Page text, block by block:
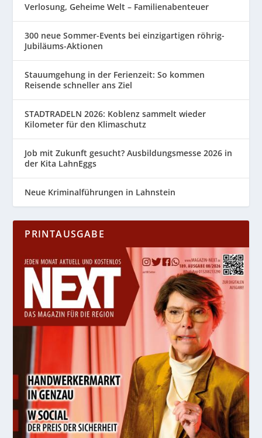
Verlosung, Geheime Welt – Familienabenteuer
300 neue Sommer-Events bei einzigartigen röhrig-
Jubiläums-Aktionen
Stauumgehung in der Ferienzeit: So kommen
Reisende schneller ans Ziel
STADTRADELN 2026: Koblenz sammelt wieder
Kilometer für den Klimaschutz
Job mit Zukunft gesucht? Ausbildungsmesse 2026 in
der Kita LahnEggs
Neue Kriminalführungen in Lahnstein
PRINTAUSGABE